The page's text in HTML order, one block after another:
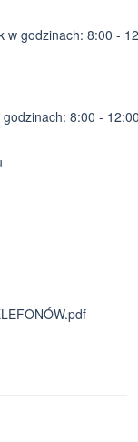
godzinach: 8:00 -
8:00 -